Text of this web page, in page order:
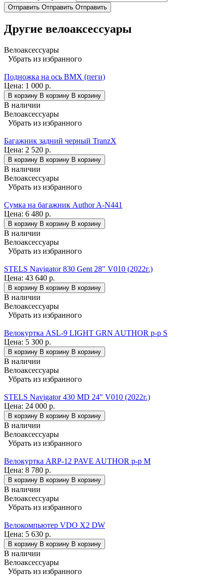
Отправить Отправить Отправить
Другие велоаксессуары
Велоаксессуары
Убрать из избранного
Подножка на ось BMX (пеги)
Цена: 1 000 р.
В корзину В корзину В корзину
В наличии
Велоаксессуары
Убрать из избранного
Багажник задний черный TranzX
Цена: 2 520 р.
В корзину В корзину В корзину
В наличии
Велоаксессуары
Убрать из избранного
Сумка на багажник Author A-N441
Цена: 6 480 р.
В корзину В корзину В корзину
В наличии
Велоаксессуары
Убрать из избранного
STELS Navigator 830 Gent 28" V010 (2022г.)
Цена: 43 640 р.
В корзину В корзину В корзину
В наличии
Велоаксессуары
Убрать из избранного
Велокуртка ASL-9 LIGHT GRN AUTHOR р-р S
Цена: 5 300 р.
В корзину В корзину В корзину
В наличии
Велоаксессуары
Убрать из избранного
STELS Navigator 430 MD 24" V010 (2022г.)
Цена: 24 000 р.
В корзину В корзину В корзину
В наличии
Велоаксессуары
Убрать из избранного
Велокуртка ARP-12 PAVE AUTHOR р-р M
Цена: 8 780 р.
В корзину В корзину В корзину
В наличии
Велоаксессуары
Убрать из избранного
Велокомпьютер VDO X2 DW
Цена: 5 630 р.
В корзину В корзину В корзину
В наличии
Велоаксессуары
Убрать из избранного